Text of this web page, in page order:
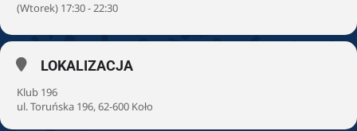
(Wtorek) 17:30 - 22:30
LOKALIZACJA
Klub 196
ul. Toruńska 196, 62-600 Koło